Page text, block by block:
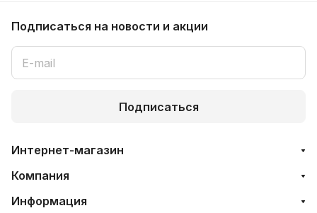
Подписаться на новости и акции
Подписаться
Интернет-магазин
Компания
Информация